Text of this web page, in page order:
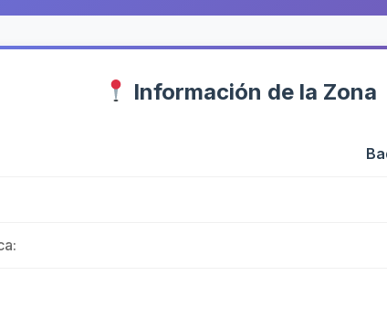
Información de la Zona